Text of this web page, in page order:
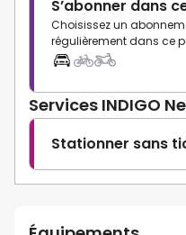
S’abonner dans
Choisissez un
régulièrement dans ce
Services INDIGO
Stationner sans